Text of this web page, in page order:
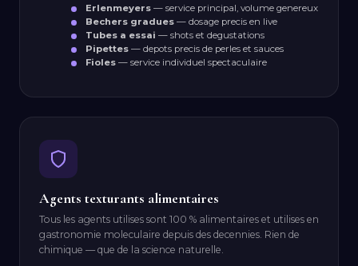
Erlenmeyers — service principal, volume genereux
Bechers gradues — dosage precis en live
Tubes a essai — shots et degustations
Pipettes — depots precis de perles et sauces
Fioles — service individuel spectaculaire
Agents texturants alimentaires
Tous les agents utilises sont 100 % alimentaires et utilises en
gastronomie moleculaire depuis des decennies. Rien de
chimique — que de la science naturelle.